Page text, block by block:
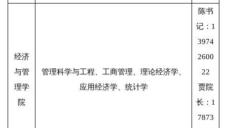
经济
与管
理学
院
管理科学与工程、工商管理、理论经济学、
应用经济学、统计学
陈书
记：1
3974
2600
22
贾院
长：1
7873